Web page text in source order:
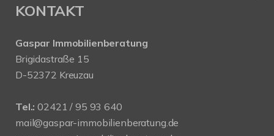
KONTAKT
Gaspar Immobilienberatung
Brigidastraße 15
D-52372 Kreuzau
Tel.: 02421 / 95 93 640
mail@gaspar-immobilienberatung.de